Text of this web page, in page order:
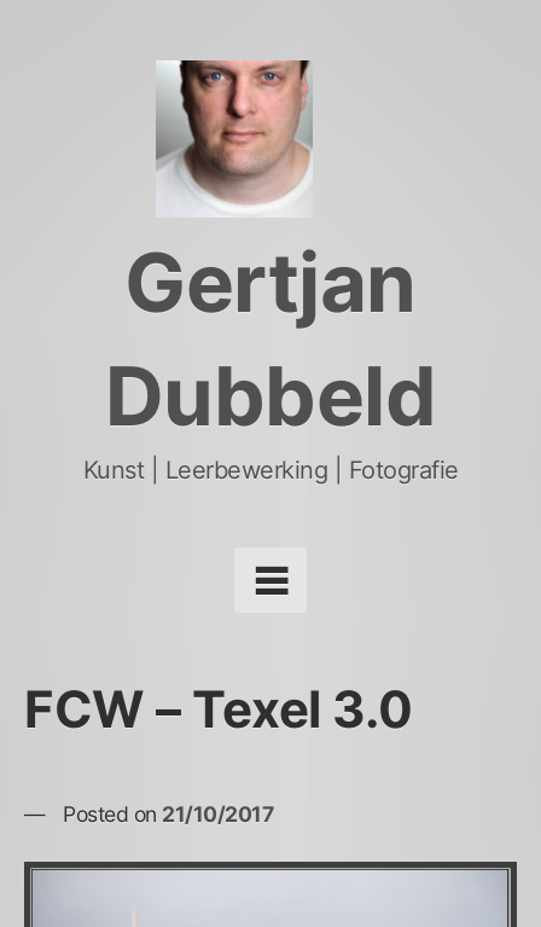
Gertjan
Dubbeld
Kunst | Leerbewerking | Fotografie
FCW – Texel 3.0
Posted on 21/10/2017